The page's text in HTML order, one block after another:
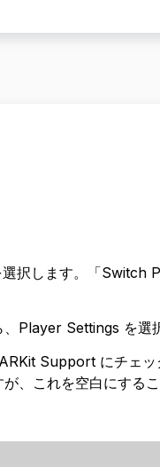
択します。「Switch
Player Settings を選
Support にチェッ
、これを空白にする